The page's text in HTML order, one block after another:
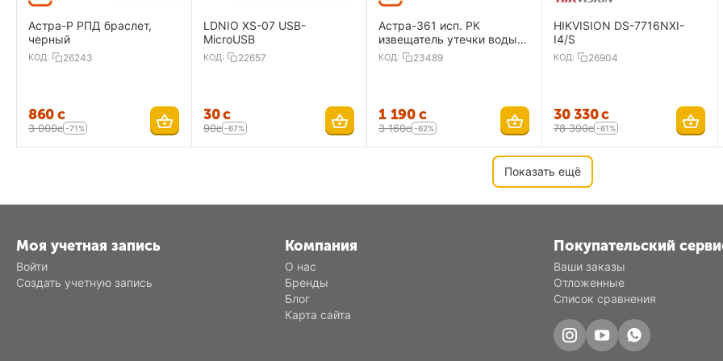
Астра-Р РПД браслет,
черный
КОД: 26243
‍860‍с
3 000с -71%
LDNIO XS-07 USB-
MicroUSB
КОД: 22657
‍30‍с
‍90‍с -67%
Астра-361 исп. РК
извещатель утечки воды,
радиоканальный
КОД: 23489
1 190 с
3 160с -62%
HIKVISION DS-7716NXI-
I4/S
КОД: 26904
30 330с
78 390с -61%
Показать ещё
Моя учетная запись
Войти
Создать учетную запись
Компания
О нас
Бренды
Блог
Карта сайта
Покупательский
Ваши заказы
Отложенные
Список сравнения